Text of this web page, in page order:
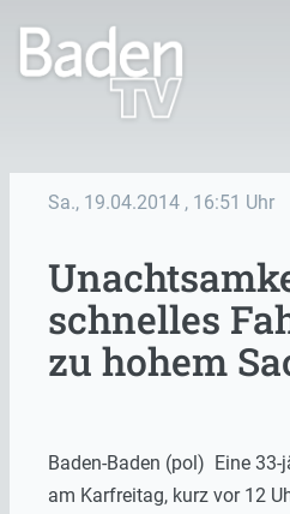
Sa., 19.04.2014 , 16:51 Uhr
schnelles
zu hohem
Baden-Baden (pol) Eine
am Karfreitag, kurz vor 12